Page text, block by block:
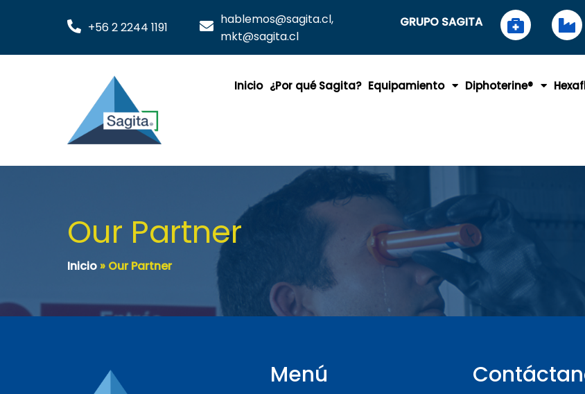
+56 2 2244 1191
hablemos@sagita.cl,
mkt@sagita.cl
GRUPO SAGITA
Inicio ¿Por qué Sagita? Equipamiento Diphoterine®
Our Partner
Inicio» Our Partner
Menú